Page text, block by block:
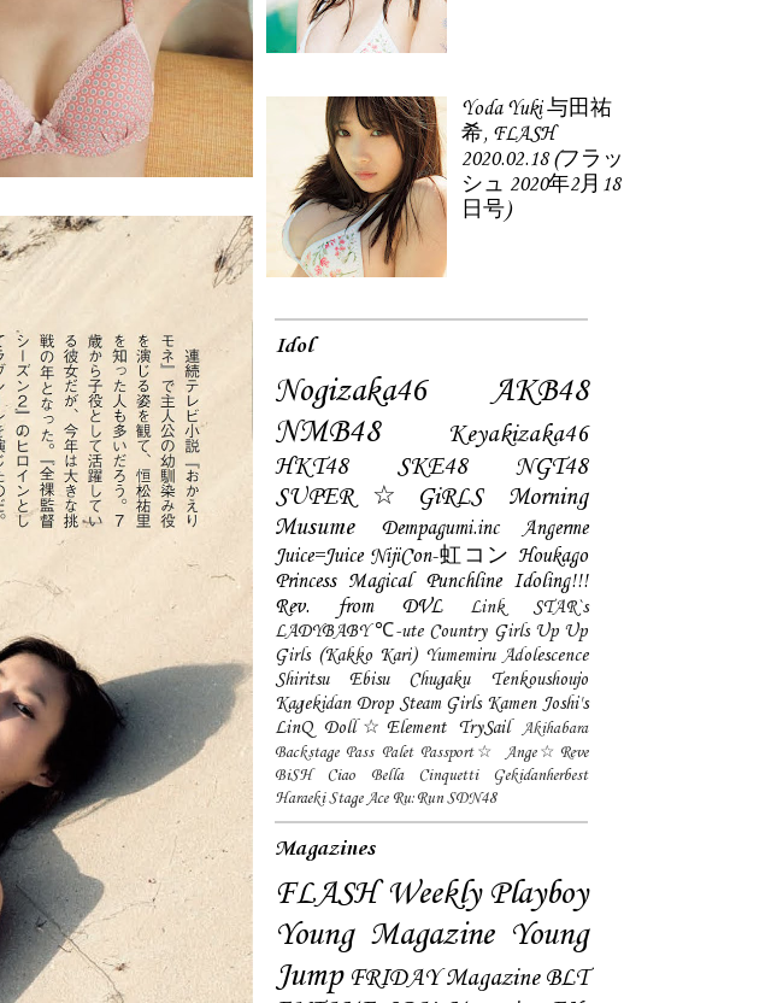
Yoda Yuki 与田祐
希, FLASH
2020.02.18 (フラッ
シュ 2020年2月18
日号)
Idol
Nogizaka46
AKB48
NMB48
Keyakizaka46
HKT48
SKE48
NGT48
SUPER☆GiRLS
Morning
Musume
Dempagumi.inc
Angerme
Juice=Juice NijiCon-虹コン Houkago
Princess Magical Punchline Idoling!!!
Rev. from DVL
Link STAR`s
LADYBABY ℃-ute Country Girls Up Up
Girls (Kakko Kari) Yumemiru Adolescence
Shiritsu Ebisu Chugaku
Tenkoushoujo
Kagekidan Drop Steam Girls Kamen Joshi's
LinQ Doll☆Element TrySail
Akihabara
Backstage Pass Palet Passport☆
Ange☆Reve
BiSH
Ciao Bella Cinquetti
Gekidanherbest
Haraeki Stage Ace Ru:Run SDN48
Magazines
FLASH Weekly Playboy
Young Magazine Young
Jump FRIDAY Magazine BLT